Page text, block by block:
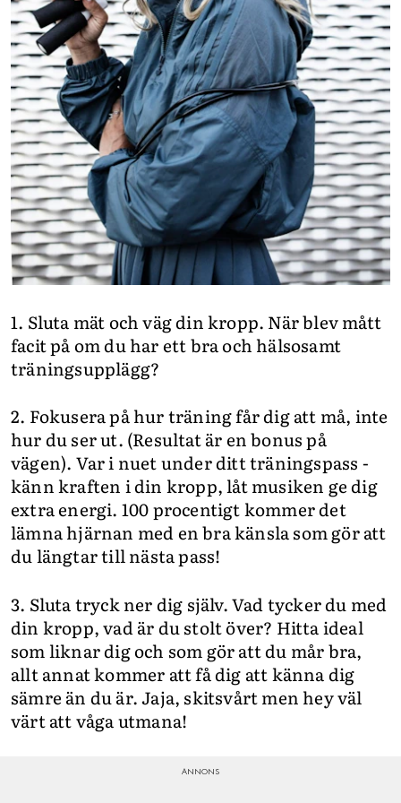
1. Sluta mät och väg din kropp. När blev mått
facit på om du har ett bra och hälsosamt
träningsupplägg?
2. Fokusera på hur träning får dig att må, inte
hur du ser ut. (Resultat är en bonus på
vägen). Var i nuet under ditt träningspass -
känn kraften i din kropp, låt musiken ge dig
extra energi. 100 procentigt kommer det
lämna hjärnan med en bra känsla som gör att
du längtar till nästa pass!
3. Sluta tryck ner dig själv. Vad tycker du med
din kropp, vad är du stolt över? Hitta ideal
som liknar dig och som gör att du mår bra,
allt annat kommer att få dig att känna dig
sämre än du är. Jaja, skitsvårt men hey väl
värt att våga utmana!